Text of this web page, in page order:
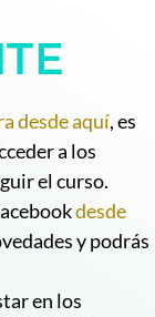
desde aquí, es
a los
el curso.
desde
y podrás
en los